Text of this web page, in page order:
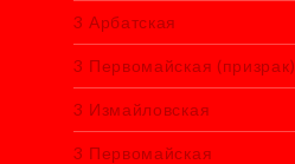
3 Арбатская
3 Первомайская (призрак)
3 Измайловская
3 Первомайская